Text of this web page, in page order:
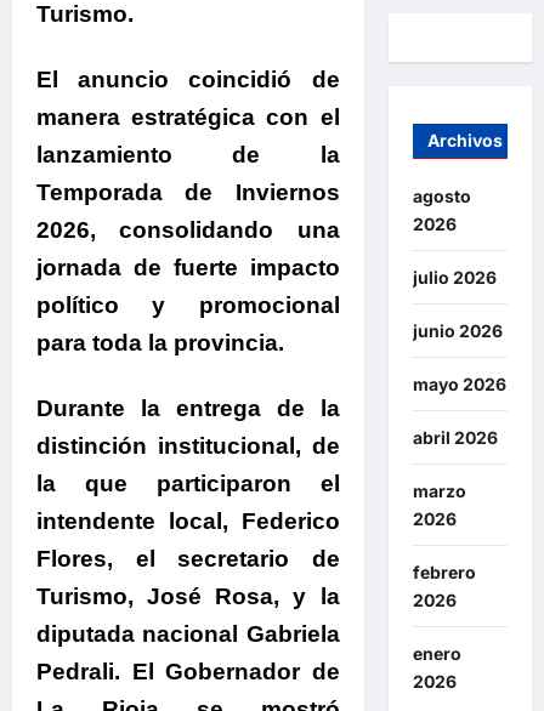
Turismo.
El anuncio coincidió de
manera estratégica con el
lanzamiento de la
Temporada de Inviernos
2026, consolidando una
jornada de fuerte impacto
político y promocional
para toda la provincia.
Durante la entrega de la
distinción institucional , de
la que participaron el
intendente local, Federico
Flores, el secretario de
Turismo, José Rosa, y la
diputada nacional Gabriela
Pedrali. El Gobernador de
Archivos
agosto
2026
julio 2026
junio 2026
mayo 2026
abril 2026
marzo
2026
febrero
2026
enero
2026